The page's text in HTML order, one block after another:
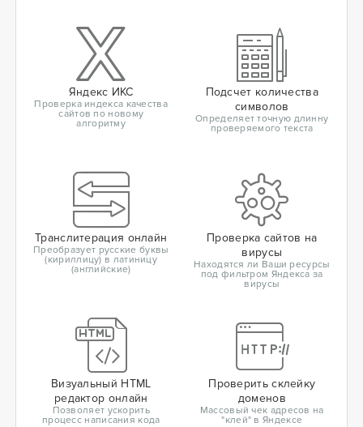
Яндекс ИКС
Проверка индекса качества
сайтов по новому
алгоритму
Подсчет количества
символов
Определяет точную длинну
проверяемого текста
Транслитерация онлайн
Преобразует русские буквы
(кириллицу) в латиницу
(английские)
Проверка сайтов на
вирусы
Находятся ли Ваши ресурсы
под фильтром Яндекса за
вирусы
Визуальный HTML
редактор онлайн
Позволяет ускорить
процесс написания кода
Проверить склейку
доменов
Массовый чек адресов на
"клей" в Яндексе